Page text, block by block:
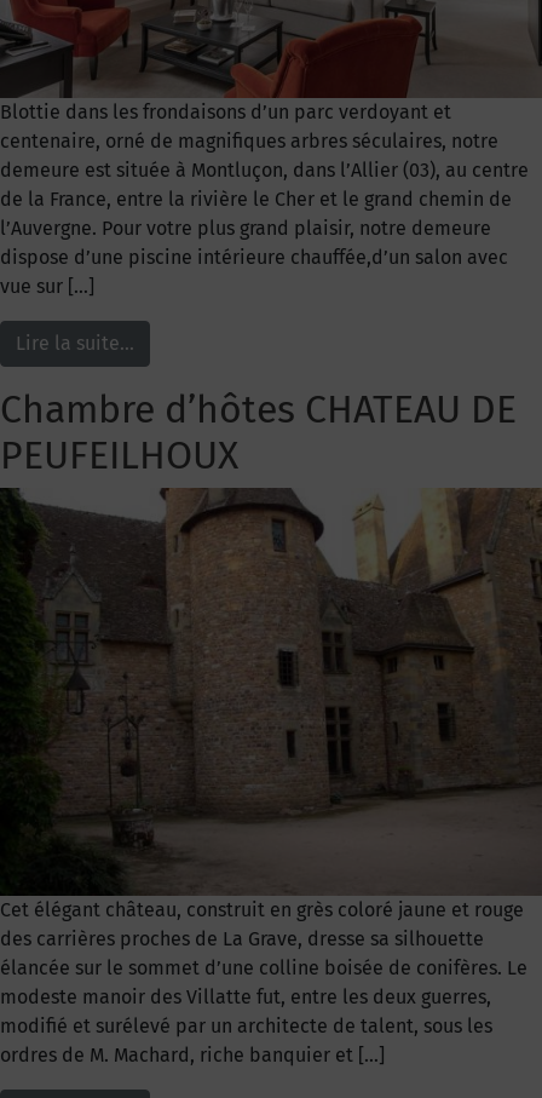
Blottie dans les frondaisons d’un parc verdoyant et
centenaire, orné de magnifiques arbres séculaires, notre
demeure est située à Montluçon, dans l’Allier (03), au centre
de la France, entre la rivière le Cher et le grand chemin de
l’Auvergne. Pour votre plus grand plaisir, notre demeure
dispose d’une piscine intérieure chauffée,d’un salon avec
vue sur […]
Lire la suite…
Chambre d’hôtes CHATEAU DE
PEUFEILHOUX
Cet élégant château, construit en grès coloré jaune et rouge
des carrières proches de La Grave, dresse sa silhouette
élancée sur le sommet d’une colline boisée de conifères. Le
modeste manoir des Villatte fut, entre les deux guerres,
modifié et surélevé par un architecte de talent, sous les
ordres de M. Machard, riche banquier et […]